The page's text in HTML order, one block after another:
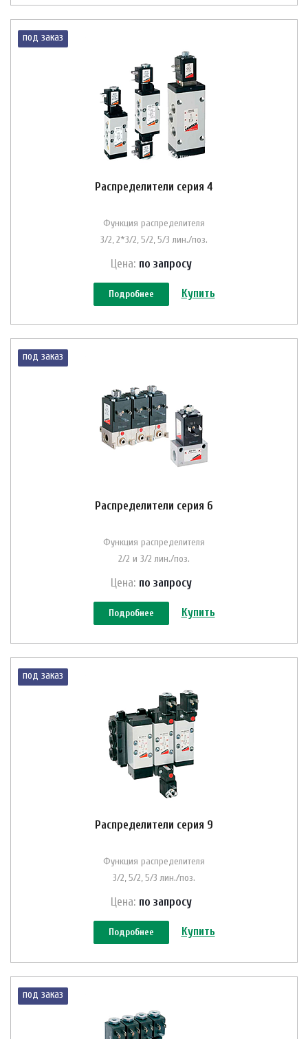
под заказ
Распределители серия 4
Функция распределителя
3/2, 2*3/2, 5/2, 5/3 лин./поз.
Цена: по запросу
Подробнее Купить
под заказ
Распределители серия 6
Функция распределителя
2/2 и 3/2 лин./поз.
Цена: по запросу
Подробнее Купить
под заказ
Распределители серия 9
Функция распределителя
3/2, 5/2, 5/3 лин./поз.
Цена: по запросу
Подробнее Купить
под заказ